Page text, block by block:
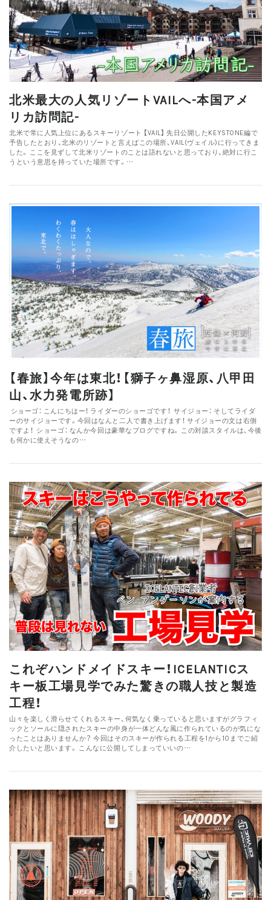
北米最大の人気リゾートVAILへ-本国アメ
リカ訪問記-
北米で常に人気上位にあるスキーリゾート 【VAIL】 先日公開したKEYSTONE編で
予告したとおり、北米のリゾートと言えばこの場所、VAIL(ヴェイル)に行ってきま
した。 ここを見ずして北米リゾートのことは語れないと思っており、絶対に行こ
うという意思を持っていた場所です。…
【春旅】今年は東北！【獅子ヶ鼻湿原、八甲田
山、水力発電所跡】
ショーゴ： こんにちはー！ ライダーのショーゴです！ サイジョー： そしてライダ
ーのサイジョーです。今回はなんと二人で書き上げます！ サイジョーの文は右側
ですよ！ ショーゴ： なんか今回は豪華なブログですね。 この対談スタイルは、今後
も何かに使えそうなの…
これぞハンドメイドスキー！ICELANTICス
キー板工場見学でみた驚きの職人技と製造
工程！
山々を楽しく滑らせてくれるスキー、何気なく乗っていると思いますがグラフィ
ックとソールに隠されたスキーの中身が一体どんな風に作られているのが気にな
ったことはありませんか？ 今回はそのスキーが作られる工程を1から10までご紹
介したいと思います。 こんなに公開してしまっていいの…